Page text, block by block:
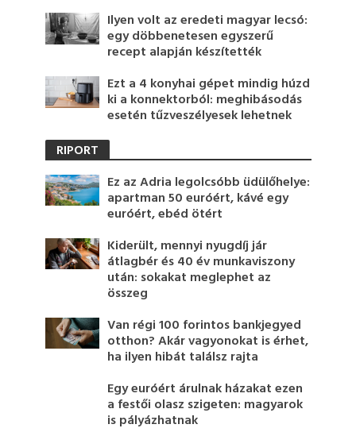
Ilyen volt az eredeti magyar lecsó:
egy döbbenetesen egyszerű
recept alapján készítették
Ezt a 4 konyhai gépet mindig húzd
ki a konnektorból: meghibásodás
esetén tűzveszélyesek lehetnek
RIPORT
Ez az Adria legolcsóbb üdülőhelye:
apartman 50 euróért, kávé egy
euróért, ebéd ötért
Kiderült, mennyi nyugdíj jár
átlagbér és 40 év munkaviszony
után: sokakat meglephet az
összeg
Van régi 100 forintos bankjegyed
otthon? Akár vagyonokat is érhet,
ha ilyen hibát találsz rajta
Egy euróért árulnak házakat ezen
a festői olasz szigeten: magyarok
is pályázhatnak